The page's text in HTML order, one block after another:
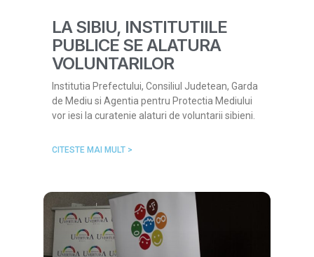
LA SIBIU, INSTITUTIILE
PUBLICE SE ALATURA
VOLUNTARILOR
Institutia Prefectului, Consiliul Judetean, Garda
de Mediu si Agentia pentru Protectia Mediului
vor iesi la curatenie alaturi de voluntarii sibieni.
CITESTE MAI MULT >